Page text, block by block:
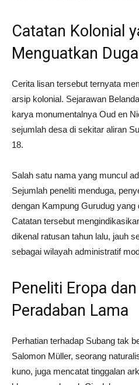
Catatan Kolonial
Menguatkan
Cerita lisan tersebut ternyata
arsip kolonial. Sejarawan
karya monumentalnya Oud en
sejumlah desa di sekitar aliran
18.
Salah satu nama yang muncul
Sejumlah peneliti menduga,
dengan Kampung Gurudug
Catatan tersebut
dikenal ratusan tahun lalu, jauh
sebagai wilayah administratif
Peneliti Eropa
Peradaban Lama
Perhatian terhadap Subang tak
Salomon Müller, seorang
kuno, juga mencatat tinggalan